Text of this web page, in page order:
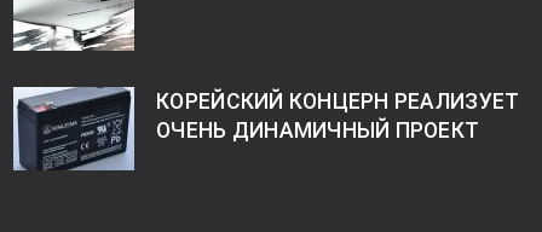
КОРЕЙСКИЙ КОНЦЕРН РЕАЛИЗУЕТ
ОЧЕНЬ ДИНАМИЧНЫЙ ПРОЕКТ